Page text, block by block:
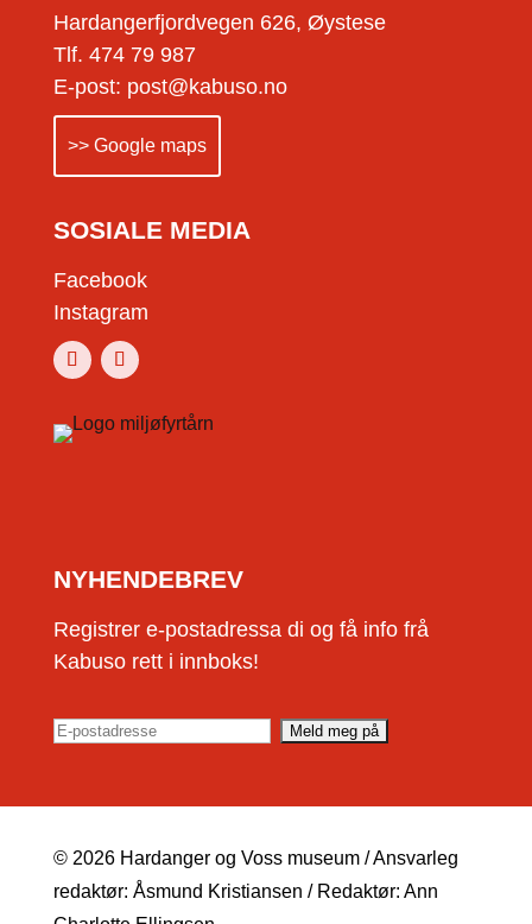
Hardangerfjordvegen 626, Øystese
Tlf. 474 79 987
E-post: post@kabuso.no
>> Google maps
SOSIALE MEDIA
Facebook
Instagram
NYHENDEBREV
Registrer e-postadressa di og få info frå
Kabuso rett i innboks!
© 2026 Hardanger og Voss museum / Ansvarleg
redaktør: Åsmund Kristiansen / Redaktør: Ann